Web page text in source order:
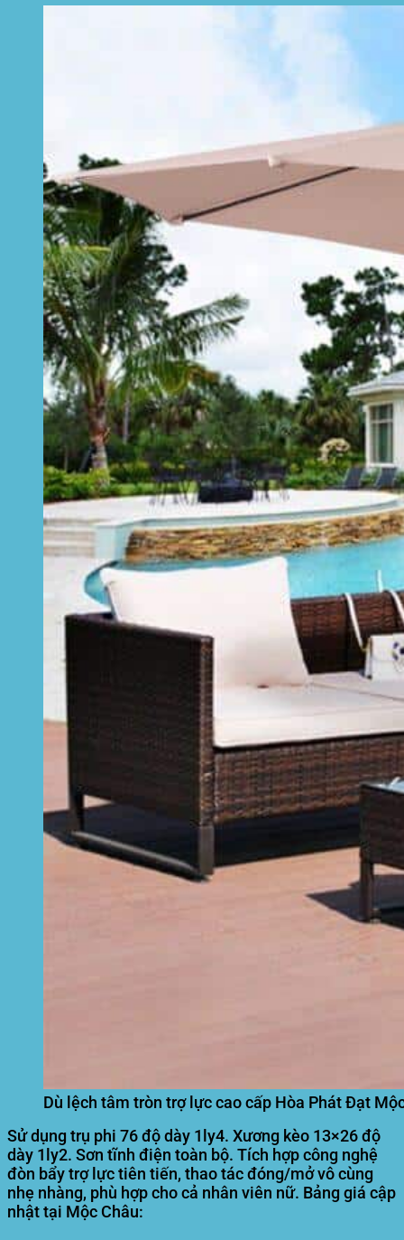
Dù lệch tâm tròn trợ lực cao cấp Hòa Phát Đạt
Sử dụng trụ phi 76 độ dày 1ly4. Xương kèo 13×26 độ
dày 1ly2. Sơn tĩnh điện toàn bộ. Tích hợp công nghệ
đòn bẩy trợ lực tiên tiến, thao tác đóng/mở vô cùng
nhẹ nhàng, phù hợp cho cả nhân viên nữ. Bảng giá cập
nhật tại Mộc Châu: